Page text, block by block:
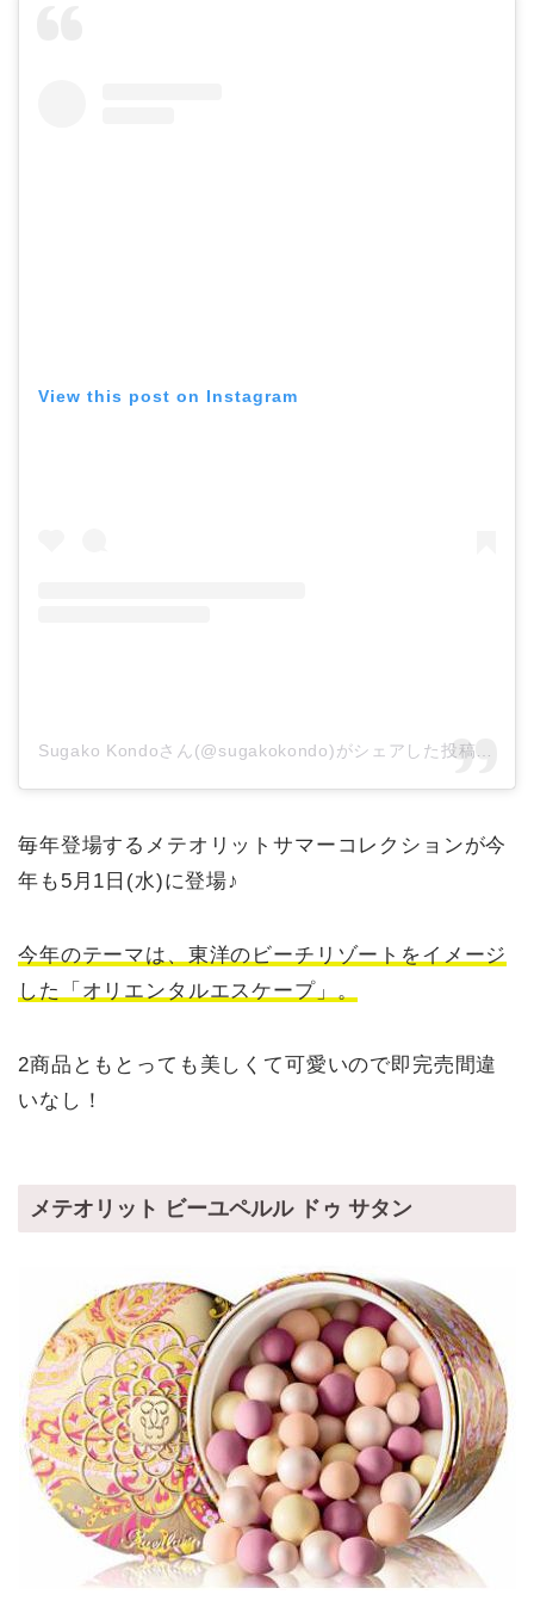
View this post on Instagram
毎年登場するメテオリットサマーコレクションが今
年も5月1日(水)に登場♪
今年のテーマは、東洋のビーチリゾートをイメージ
した「オリエンタルエスケープ」。
2商品ともとっても美しくて可愛いので即完売間違
いなし！
メテオリット ビーユペルル ドゥ サタン